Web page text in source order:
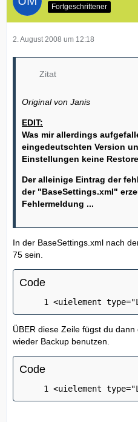
Fortgeschrittener
2. August 2008 um 12:18
Zitat
Original von Janis
EDIT:
Was mir allerdings
eingedeutschten Version
Einstellungen keine
Der alleinige Eintrag der
der "BaseSettings.xml"
Fehlermeldung ...
In der BaseSettings.xml nach
75 sein.
Code
<uielement
ÜBER diese Zeile fügst du
wieder Backup benutzen.
Code
<uielement